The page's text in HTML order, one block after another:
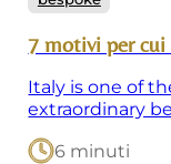
7 motivi per cui
Italy is one of
extraordinary
6 minuti